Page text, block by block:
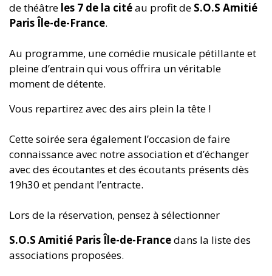
de théâtre les 7 de la citéau profit de S.O.S Amitié
Paris Île-de-France.
Au programme, une comédie musicale pétillante et
pleine d’entrain qui vous offrira un véritable
moment de détente.
Vous repartirez avec des airs plein la tête !
Cette soirée sera également l’occasion de faire
connaissance avec notre association et d’échanger
avec des écoutantes et des écoutants présents dès
19h30 et pendant l’entracte.
Lors de la réservation, pensez à sélectionner
S.O.S Amitié Paris Île-de-Francedans la liste des
associations proposées.